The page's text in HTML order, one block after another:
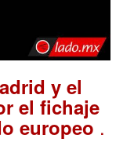
y el
el fichaje
europeo .